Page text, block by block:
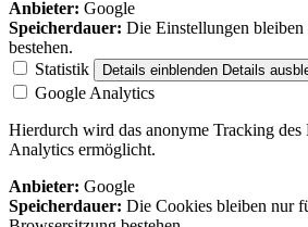
Anbieter: Google
Speicherdauer: Die Einstellungen
bestehen.
Statistik
Details einblenden Details
Google Analytics
Hierdurch wird das anonyme Tracking des
Analytics ermöglicht.
Anbieter: Google
Speicherdauer: Die Cookies bleiben nur